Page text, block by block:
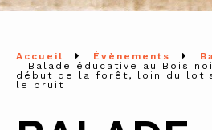
Accueil Évènements
Balade éducative au Bois
début de la forêt, loin du
le bruit